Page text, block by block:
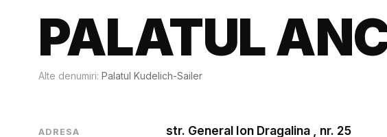
PALATUL
Alte denumiri: Palatul Kudelich-Sailer
ADRESA str. General Ion Dragalina , nr. 25